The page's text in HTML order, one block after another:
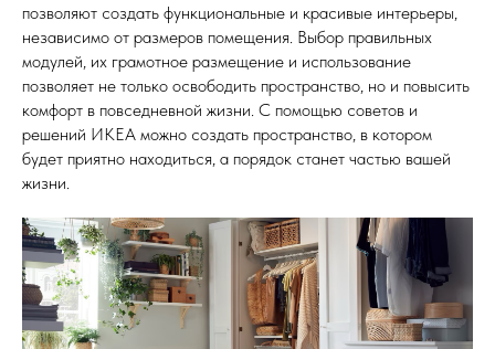
позволяют создать функциональные и красивые интерьеры,
независимо от размеров помещения. Выбор правильных
модулей, их грамотное размещение и использование
позволяет не только освободить пространство, но и повысить
комфорт в повседневной жизни. С помощью советов и
решений ИКЕА можно создать пространство, в котором
будет приятно находиться, а порядок станет частью вашей
жизни.